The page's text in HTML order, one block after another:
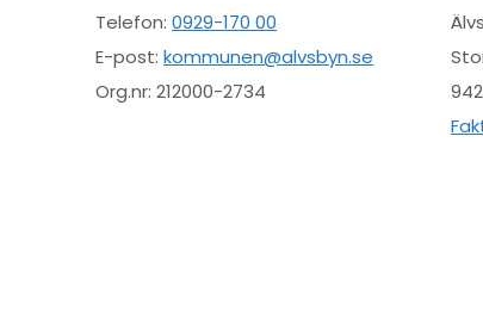
Telefon:0929-170 00
E-post:kommunen@alvsbyn.se
Org.nr: 212000-2734